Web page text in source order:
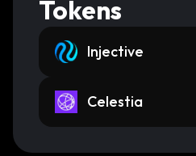
Tokens
Injective
Celestia